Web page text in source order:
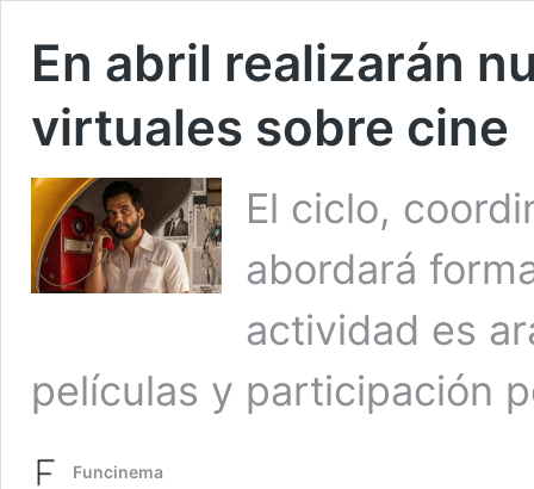
En abril realizarán
virtuales sobre cine
El ciclo,
abordará
actividad es
películas y participación
Funcinema